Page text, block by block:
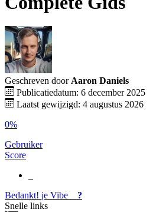
Geschreven door Aaron Daniels
Publicatiedatum: 6 december 2025
Laatst gewijzigd: 4 augustus 2026
0%
Gebruiker
Score
Bedankt! je Vibe
?
Snelle links